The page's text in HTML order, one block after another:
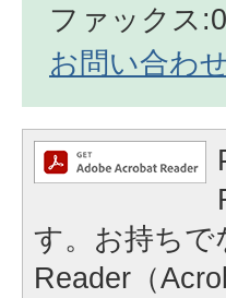
ファックス
お問い合わ
す。お持ちで
Reader（